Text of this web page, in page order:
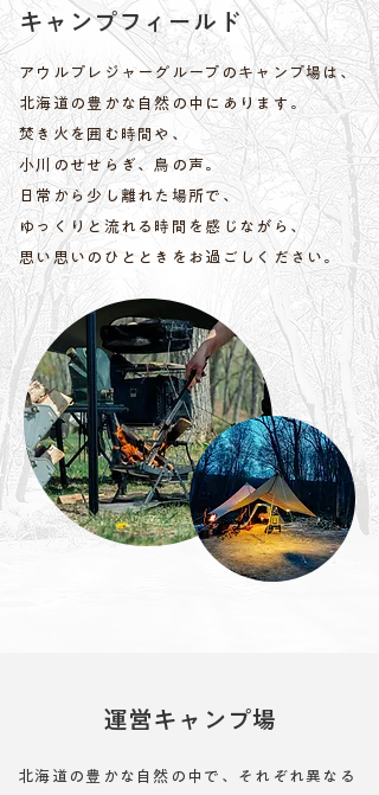
キャンプフィールド
アウルプレジャーグループのキャンプ場は、
北海道の豊かな自然の中にあります。
焚き火を囲む時間や、
小川のせせらぎ、鳥の声。
日常から少し離れた場所で、
ゆっくりと流れる時間を感じながら、
思い思いのひとときをお過ごしください。
運営キャンプ場
北海道の豊かな自然の中で、それぞれ異なる